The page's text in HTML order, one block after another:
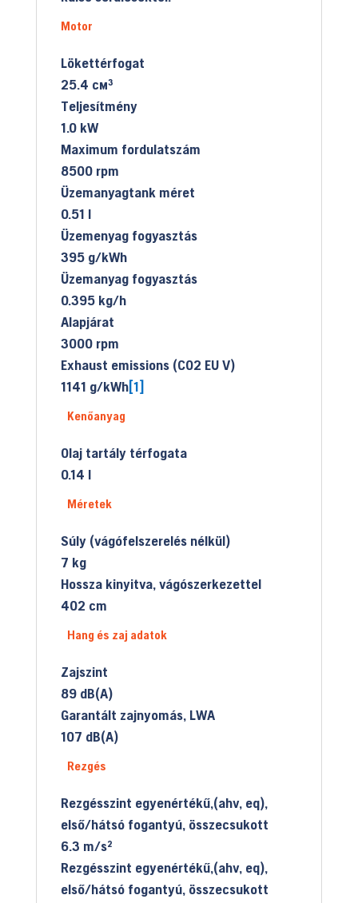
Motor
Lökettérfogat
25.4 см³
Teljesítmény
1.0 kW
Maximum fordulatszám
8500 rpm
Üzemanyagtank méret
0.51 l
Üzemenyag fogyasztás
395 g/kWh
Üzemanyag fogyasztás
0.395 kg/h
Alapjárat
3000 rpm
Exhaust emissions (CO2 EU V)
1141 g/kWh[1]
Kenőanyag
Olaj tartály térfogata
0.14 l
Méretek
Súly (vágófelszerelés nélkül)
7 kg
Hossza kinyitva, vágószerkezettel
402 cm
Hang és zaj adatok
Zajszint
89 dB(A)
Garantált zajnyomás, LWA
107 dB(A)
Rezgés
Rezgésszint egyenértékű,(ahv, eq),
első/hátsó fogantyú, összecsukott
6.3 m/s²
Rezgésszint egyenértékű,(ahv, eq),
első/hátsó fogantyú, összecsukott